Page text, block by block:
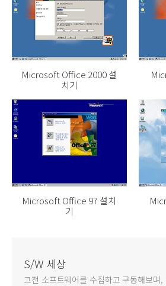
Microsoft Office 2000 설
치기
Microsoft Office 97 설치
기
S/W 세상
고전 소프트웨어를 수집하고 구동해보며,